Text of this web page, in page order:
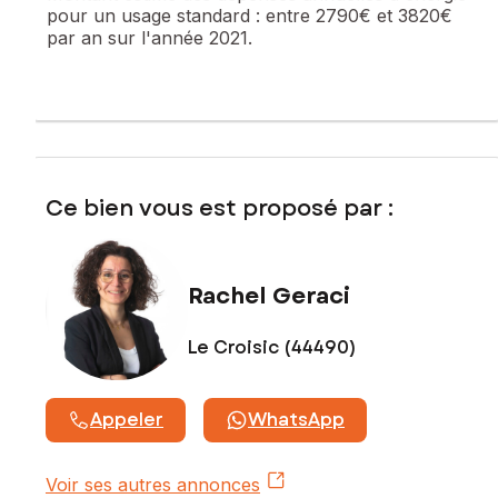
pour un usage standard : entre 2790€ et 3820€
par an sur l'année 2021.
Ce bien vous est proposé par :
Rachel Geraci
Le Croisic (44490)
Appeler WhatsApp
Voir ses autres annonces